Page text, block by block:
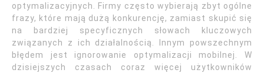
optymalizacyjnych. Firmy często wybierają zbyt ogólne
frazy, które mają dużą konkurencję, zamiast skupić się
na bardziej specyficznych słowach kluczowych
związanych z ich działalnością. Innym powszechnym
błędem jest ignorowanie optymalizacji mobilnej. W
dzisiejszych czasach coraz więcej użytkowników